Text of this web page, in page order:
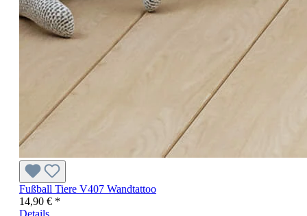
Fußball Tiere V407 Wandtattoo
14,90 € *
Details